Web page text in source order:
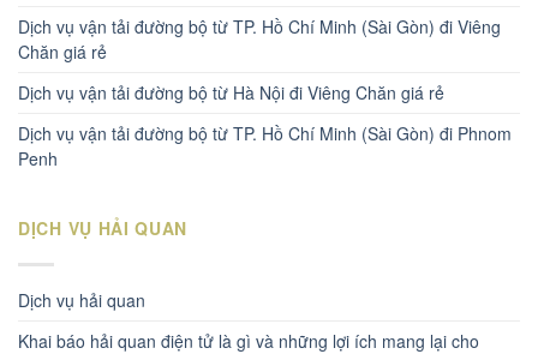
Dịch vụ vận tải đường bộ từ TP. Hồ Chí Minh (Sài Gòn) đi Viêng
Chăn giá rẻ
Dịch vụ vận tải đường bộ từ Hà Nội đi Viêng Chăn giá rẻ
Dịch vụ vận tải đường bộ từ TP. Hồ Chí Minh (Sài Gòn) đi Phnom
Penh
DỊCH VỤ HẢI QUAN
Dịch vụ hải quan
Khai báo hải quan điện tử là gì và những lợi ích mang lại cho